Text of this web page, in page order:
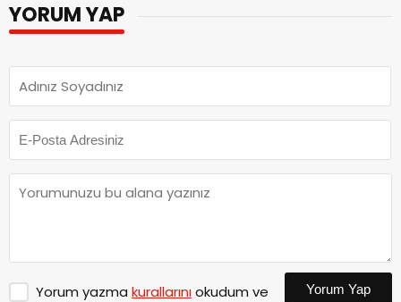
YORUM YAP
Yorum yazma kurallarınıokudum ve
Yorum Yap